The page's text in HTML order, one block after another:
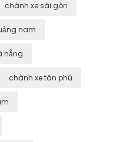
chành xe sài gòn
nam
nẵng
chành xe tân phú